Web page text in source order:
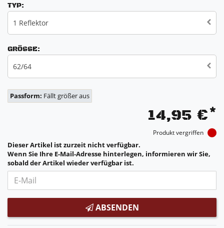
TYP:
1 Reflektor
GRÖSSE:
62/64
Passform: Fällt größer aus
14,95 €*
Produkt vergriffen
Dieser Artikel ist zurzeit nicht verfügbar.
Wenn Sie Ihre E-Mail-Adresse hinterlegen, informieren wir Sie,
sobald der Artikel wieder verfügbar ist.
ABSENDEN